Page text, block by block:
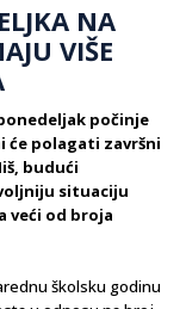
NA
VIŠE
počinje
će polagati završni
budući
situaciju
veći od broja
školsku godinu